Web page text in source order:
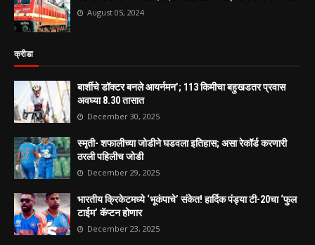
August 05, 2024
क्रीडा
बार्शीचे डॉक्टर बनले आयर्नमन’; 113 किमीचा बहुखडतर प्रवास
अवघ्या 8.30 तासात
December 30, 2025
स्मृती- शफालीच्या जोडीने घडवला इतिहास; असा रेकॉर्ड करणारी
ठरली पहिलीच जोडी
December 29, 2025
भारतीय क्रिकेटमध्ये ‘भूकंपाचे’ संकेत! हार्दिक पंड्या टी-20चा ‘फुल
टाईम’ कॅप्टन होणार
December 23, 2025